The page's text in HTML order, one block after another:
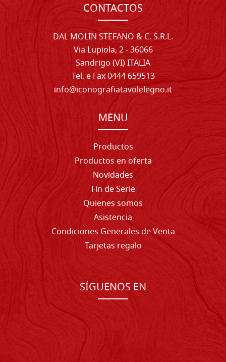
CONTACTOS
DAL MOLIN STEFANO & C. S.R.L.
Via Lupiola, 2 - 36066
Sandrigo (VI) ITALIA
Tel. e Fax 0444 659513
info@iconografiatavolelegno.it
MENU
Productos
Productos en oferta
Novidades
Fin de Serie
Quienes somos
Asistencia
Condiciones Generales de Venta
Tarjetas regalo
SÍGUENOS EN